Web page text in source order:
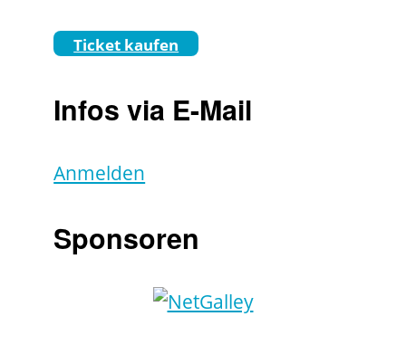
Ticket kaufen
Infos via E-Mail
Anmelden
Sponsoren